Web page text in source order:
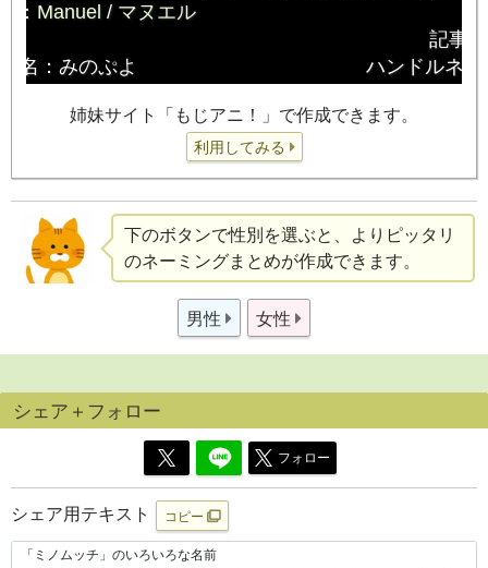
姉妹サイト「もじアニ！」で作成できます。
利用してみる
下のボタンで性別を選ぶと、よりピッタリ
のネーミングまとめが作成できます。
男性 女性
シェア＋フォロー
フォロー
シェア用テキスト コピー